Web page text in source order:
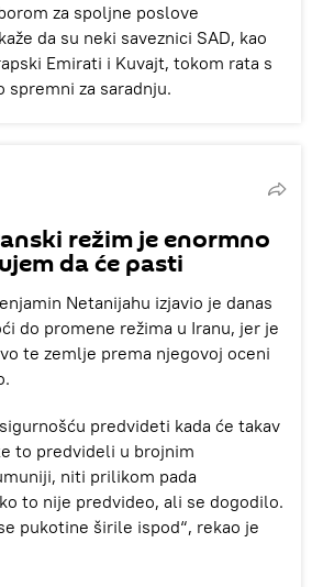
za spoljne poslove
da su neki saveznici SAD, kao
Emirati i Kuvajt, tokom rata s
spremni za saradnju.
režim je enormno
da će pasti
Netanijahu izjavio je danas
do promene režima u Iranu, jer je
te zemlje prema njegovoj oceni
predvideti kada će takav
to predvideli u brojnim
niti prilikom pada
to nije predvideo, ali se dogodilo.
pukotine širile ispod“, rekao je